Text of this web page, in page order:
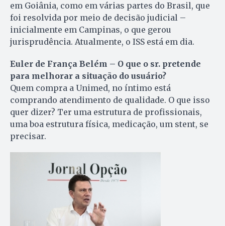
em Goiânia, como em várias partes do Brasil, que
foi resolvida por meio de decisão judicial –
inicialmente em Campinas, o que gerou
jurisprudência. Atualmente, o ISS está em dia.
Euler de França Belém – O que o sr. pretende
para melhorar a situação do usuário?
Quem compra a Unimed, no íntimo está
comprando atendimento de qualidade. O que isso
quer dizer? Ter uma estrutura de profissionais,
uma boa estrutura física, medicação, um stent, se
precisar.